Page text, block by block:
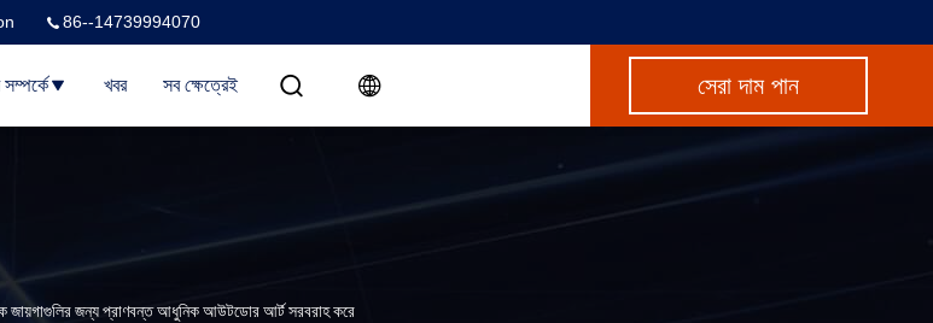
86--14739994070
খবর সব ক্ষেত্রেই সেরা দাম পান
জায়গাগুলির জন্য প্রাণবন্ত আধুনিক আউটডোর আর্ট সরবরাহ করে